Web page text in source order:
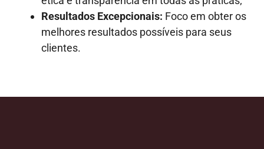
Resultados Excepcionais: Foco em obter os
melhores resultados possíveis para seus
clientes.